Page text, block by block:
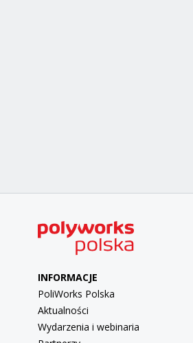
INFORMACJE
PoliWorks Polska
Aktualności
Wydarzenia i webinaria